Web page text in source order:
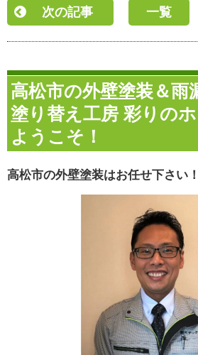
次の記事 一覧
高松市の外壁塗装＆雨
塗り替え工房 彩りの
ようこそ！
高松市の外壁塗装はお任せ下さい！